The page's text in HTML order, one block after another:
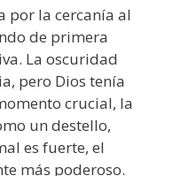
por la cercanía al
de primera
La oscuridad
pero Dios tenía
crucial, la
un destello,
es fuerte, el
más poderoso.